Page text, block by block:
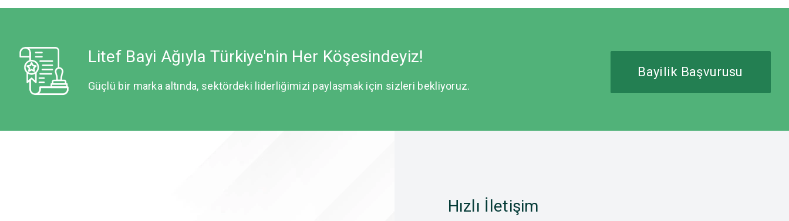
Litef Bayi Ağıyla Türkiye'nin Her Köşesindeyiz!
Güçlü bir marka altında, sektördeki liderliğimizi paylaşmak için sizleri bekliyoruz.
Bayilik Başvurusu
Hızlı İletişim